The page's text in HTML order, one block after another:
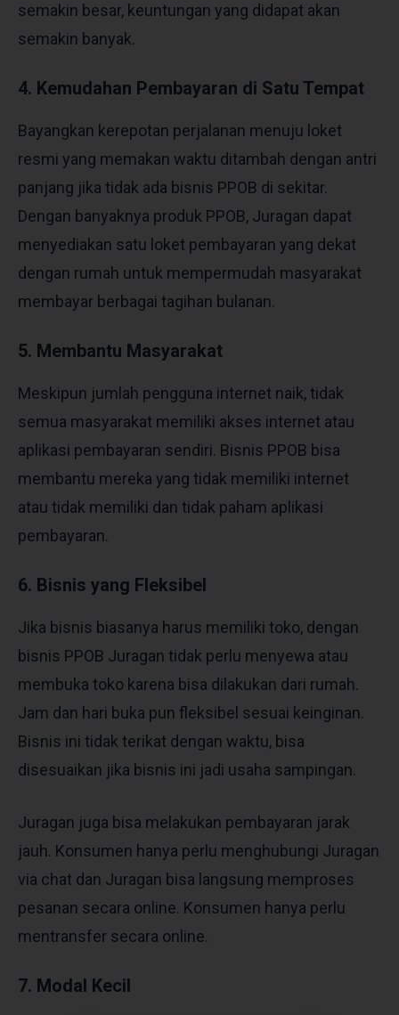
semakin besar, keuntungan yang didapat akan
semakin banyak.
4. Kemudahan Pembayaran di Satu Tempat
Bayangkan kerepotan perjalanan menuju loket
resmi yang memakan waktu ditambah dengan antri
panjang jika tidak ada bisnis PPOB di sekitar.
Dengan banyaknya produk PPOB, Juragan dapat
menyediakan satu loket pembayaran yang dekat
dengan rumah untuk mempermudah masyarakat
membayar berbagai tagihan bulanan.
5. Membantu Masyarakat
Meskipun jumlah pengguna internet naik, tidak
semua masyarakat memiliki akses internet atau
aplikasi pembayaran sendiri. Bisnis PPOB bisa
membantu mereka yang tidak memiliki internet
atau tidak memiliki dan tidak paham aplikasi
pembayaran.
6. Bisnis yang Fleksibel
Jika bisnis biasanya harus memiliki toko, dengan
bisnis PPOB Juragan tidak perlu menyewa atau
membuka toko karena bisa dilakukan dari rumah.
Jam dan hari buka pun fleksibel sesuai keinginan.
Bisnis ini tidak terikat dengan waktu, bisa
disesuaikan jika bisnis ini jadi usaha sampingan.
Juragan juga bisa melakukan pembayaran jarak
jauh. Konsumen hanya perlu menghubungi Juragan
via chat dan Juragan bisa langsung memproses
pesanan secara online. Konsumen hanya perlu
mentransfer secara online.
7. Modal Kecil